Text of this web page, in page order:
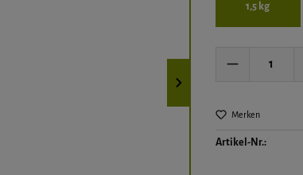
1,5 kg
Produkt
Merken
Artikel-Nr.: